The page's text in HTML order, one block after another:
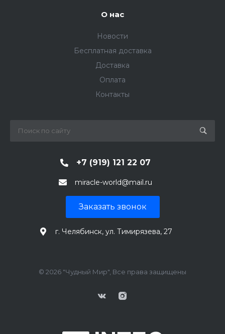
О нас
Новости
Бесплатная доставка
Доставка
Оплата
Контакты
+7 (919) 121 22 07
miracle-world@mail.ru
Заказать звонок
г. Челябинск, ул. Тимирязева, 27
© 2026 "Чудный Мир", Все права защищены